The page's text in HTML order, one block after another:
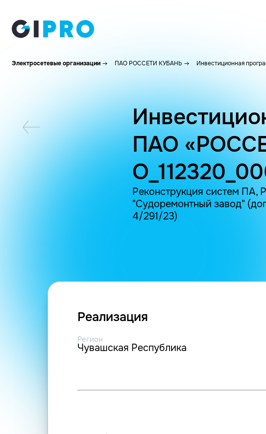
Электросетевые организации ПАО РОССЕТИ КУБАНЬ Инвестиционная
ПАО
Реконструкция систем ПА,
"Судоремонтный завод"
4/291/23)
Реализация
Регион
Чувашская Республика